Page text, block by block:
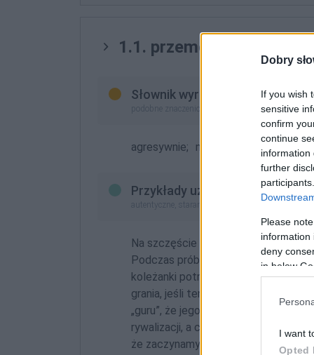
Dobry
If you wish
sensitive
confirm
continue
information
further
Please
information
deny
in below
I want
Opted
1.1. przemocowo
Słownik wyrazów
podobne znaczeniowo (lepsze odpowiedniki lub
agresywnie; nieetycznie;
Przykłady użycia
autentyczne, starannie wybrane, zobacz też
Na szczęście z moich doświadczeń
Podczas prób do jednego z
koleżanki potraktowanej
grania, jeśli ten nie zmieni swojej
„guru”, że jego zachowanie jest nie
rywalizacji, a coraz więcej
że zaczynamy inaczej się do siebie